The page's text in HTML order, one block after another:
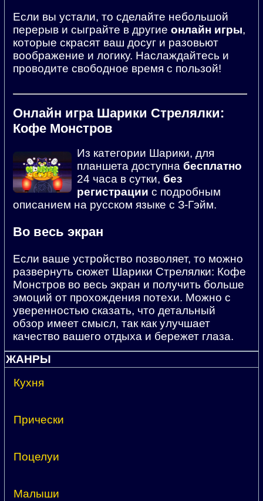
Если вы устали, то сделайте небольшой
перерыв и сыграйте в другие онлайн игры,
которые скрасят ваш досуг и разовьют
воображение и логику. Наслаждайтесь и
проводите свободное время с пользой!
Онлайн игра Шарики Стрелялки:
Кофе Монстров
Из категории Шарики, для
планшета доступна бесплатно
24 часа в сутки, без
регистрации с подробным
описанием на русском языке с З-Гэйм.
Во весь экран
Если ваше устройство позволяет, то можно
развернуть сюжет Шарики Стрелялки: Кофе
Монстров во весь экран и получить больше
эмоций от прохождения потехи. Можно с
уверенностью сказать, что детальный
обзор имеет смысл, так как улучшает
качество вашего отдыха и бережет глаза.
ЖАНРЫ
Кухня
Прически
Поцелуи
Малыши